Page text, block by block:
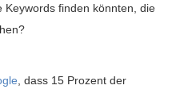
Keywords finden könnten, die
, dass 15 Prozent der